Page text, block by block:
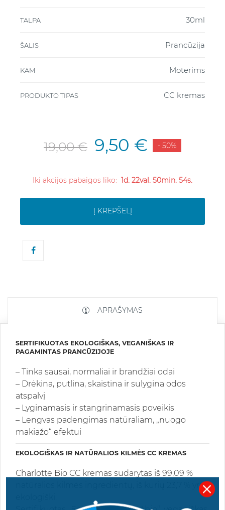
TALPA 30ml
ŠALIS Prancūzija
KAM Moterims
PRODUKTO TIPAS CC kremas
19,00 € 9,50 € - 50%
Iki akcijos pabaigos liko:1d. 22val. 50min. 53s.
Į KREPŠELĮ
APRAŠYMAS
SERTIFIKUOTAS EKOLOGIŠKAS, VEGANIŠKAS IR
PAGAMINTAS PRANCŪZIJOJE
– Tinka sausai, normaliai ir brandžiai odai
– Drėkina, putlina, skaistina ir sulygina odos
atspalvį
– Lyginamasis ir stangrinamasis poveikis
– Lengvas padengimas natūraliam, „nuogo
makiažo“ efektui
EKOLOGIŠKAS IR NATŪRALIOS KILMĖS CC KREMAS
Charlotte Bio CC kremas sudarytas iš 99,09 %
natūralios kilmės ingredientų, iš kurių 23,7 % yra